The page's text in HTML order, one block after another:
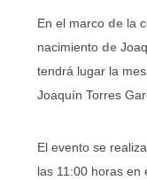
En el marco de la
nacimiento de
tendrá lugar la
Joaquín Torres
El evento se
las 11:00 horas en